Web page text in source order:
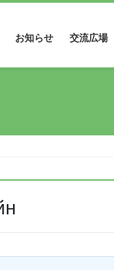
お知らせ 交流広場